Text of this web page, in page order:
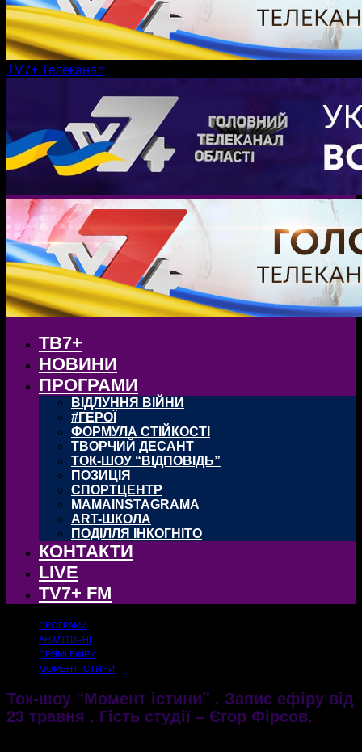
TV7+ Телеканал
ТВ7+
НОВИНИ
ПРОГРАМИ
ВІДЛУННЯ ВІЙНИ
#ГЕРОЇ
ФОРМУЛА СТІЙКОСТІ
ТВОРЧИЙ ДЕСАНТ
ТОК-ШОУ “ВІДПОВІДЬ”
ПОЗИЦІЯ
СПОРТЦЕНТР
MAMAINSTAGRAMA
ART-ШКОЛА
ПОДІЛЛЯ ІНКОГНІТО
КОНТАКТИ
LIVE
TV7+ FM
ПРОГРАМИ
АНАЛІТИЧНІ
ПРЯМІ ЕФІРИ
МОМЕНТ ІСТИНИ
Ток-шоу “Момент істини” . Запис ефіру від
23 травня . Гість студії – Єгор Фірсов.